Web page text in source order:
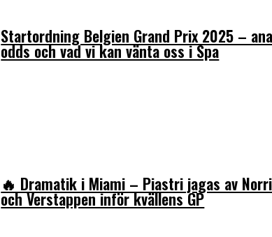
Startordning Belgien Grand Prix 2025 –
odds och vad vi kan vänta oss i Spa
🔥 Dramatik i Miami – Piastri jagas av
och Verstappen inför kvällens GP